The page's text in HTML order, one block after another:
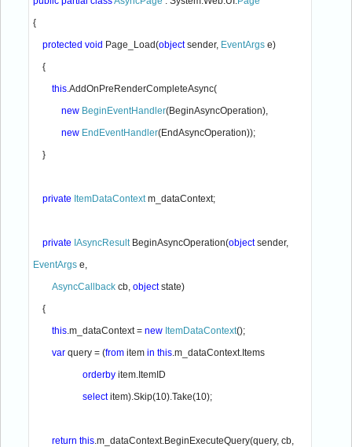
{
protected void Page_Load(object sender, EventArgs e)
this.AddOnPreRenderCompleteAsync(
new BeginEventHandler(BeginAsyncOperation),
new EndEventHandler(EndAsyncOperation));
private ItemDataContext m_dataContext;
private IAsyncResult BeginAsyncOperation(object
EventArgs e,
AsyncCallback cb, object state)
this.m_dataContext = new ItemDataContext();
var query = (from item in this.m_dataContext.Items
orderby item.ItemID
select item).Skip(10).Take(10);
return this.m_dataContext.BeginExecuteQuery(query, cb,